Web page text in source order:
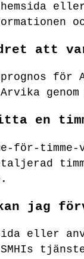
hemsida
att
en
för-
jag
eller
SMHIs